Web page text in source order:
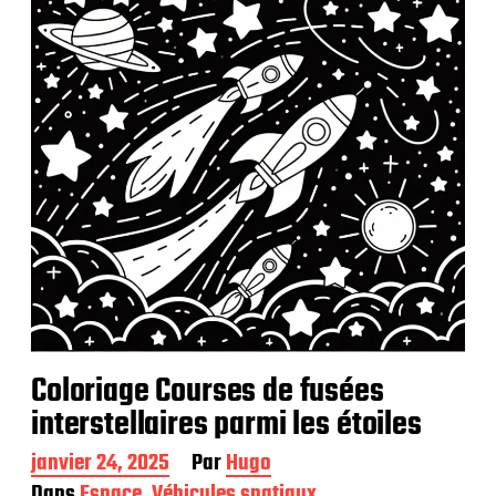
Coloriage Courses de fusées
interstellaires parmi les étoiles
D
a
janvier 24, 2025 ParHugo